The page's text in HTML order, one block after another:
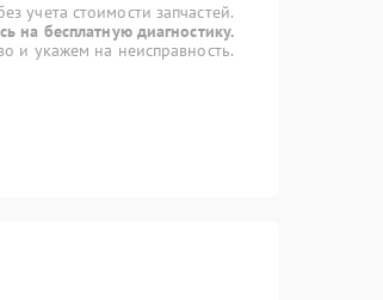
учета стоимости запчастей.
на бесплатную диагностику.
и укажем на неисправность.